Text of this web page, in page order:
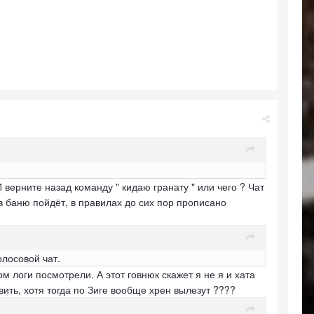
назад команду " кидаю гранату " или чего ? Чат
баню пойдёт, в правилах до сих пор прописано
чат.
логи посмотрели. А этот говнюк скажет я не я и хата
хотя тогда по Зиге вообще хрен вылезут ????